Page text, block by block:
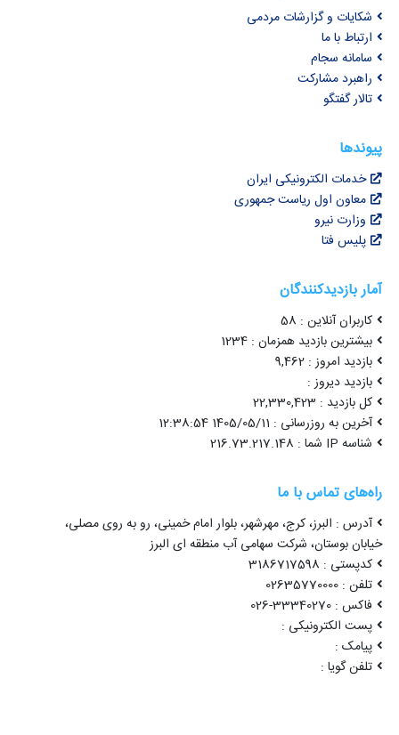
شکایات و گزارشات مردمی
ارتباط با ما
سامانه سجام
راهبرد مشارکت
تالار گفتگو
پیوندها
خدمات الکترونیکی ایران
معاون اول ریاست جمهوری
وزارت نیرو
پلیس فتا
آمار بازدیدکنندگان
کاربران آنلاین : 58
بیشترین بازدید همزمان : 1234
بازدید امروز : 9,462
بازدید دیروز :
کل بازدید : 22,330,423
آخرین به روزرسانی : 1405/05/11 12:38:54
شناسه IP شما : 216.73.217.148
راه‌های تماس با ما
آدرس : البرز، کرج، مهرشهر، بلوار امام خمینی، رو به روی مصلی،
خیابان بوستان، شرکت سهامی آب منطقه ای البرز
کدپستی : 3186717598
تلفن : 02635770000
فاکس : 33340270-026
پست الکترونیکی :
پیامک :
تلفن گویا :